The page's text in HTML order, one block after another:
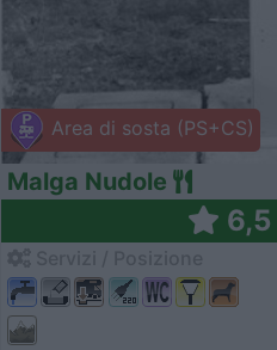
Area di sosta (PS+CS)
Malga Nudole
6,5